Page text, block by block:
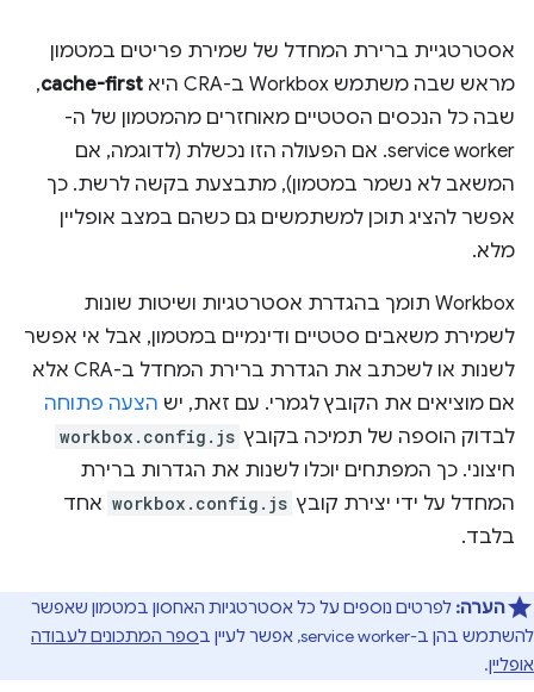
אסטרטגיית ברירת המחדל של שמירת פריטים במטמון
מראש שבה משתמש Workbox ב-CRA היא
cache-first
,
שבה כל הנכסים הסטטיים מאוחזרים מהמטמון של ה-
service worker. אם הפעולה הזו נכשלת (לדוגמה, אם
המשאב לא נשמר במטמון), מתבצעת בקשה לרשת. כך
אפשר להציג תוכן למשתמשים גם כשהם במצב אופליין
מלא.
Workbox תומך בהגדרת אסטרטגיות ושיטות שונות
לשמירת משאבים סטטיים ודינמיים במטמון, אבל אי אפשר
לשנות או לשכתב את הגדרת ברירת המחדל ב-CRA אלא
אם מוציאים את הקובץ לגמרי. עם זאת, יש הצעה פתוחה
לבדוק הוספה של תמיכה בקובץ workbox.config.js
חיצוני. כך המפתחים יוכלו לשנות את הגדרות ברירת
המחדל על ידי יצירת קובץ workbox.config.js אחד
בלבד.
הערה: לפרטים נוספים על כל אסטרטגיות האחסון במטמון שאפשר
להשתמש בהן ב-service worker, אפשר לעיין ב
ספר המתכונים לעבודה
אופליין.